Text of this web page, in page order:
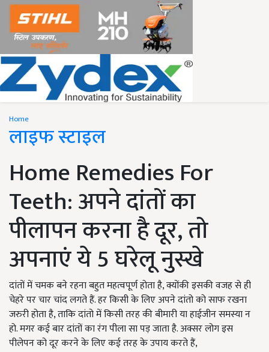
Home
लाइफ स्टाइल
Home Remedies For
Teeth: अपने दांतों का
पीलापन करना है दूर, तो
अपनाएं ये 5 घरेलू नुस्खे
दांतों में चमक बने रहना बहुत महत्वपूर्ण होता है, क्योंकी इसकी वजह से ही
चेहरे पर चार चांद लगते हैं. हर किसी के लिए अपने दांतो को साफ रखना
जरुरी होता है, ताकि दांतो में किसी तरह की बीमारी या हाईजीन समस्या न
हो. मगर कई बार दांतों का रंग पीला सा पड़ जाता है. अक्सर लोग इस
पीलेपन को दूर करने के लिए कई तरह के उपाय करते हैं,